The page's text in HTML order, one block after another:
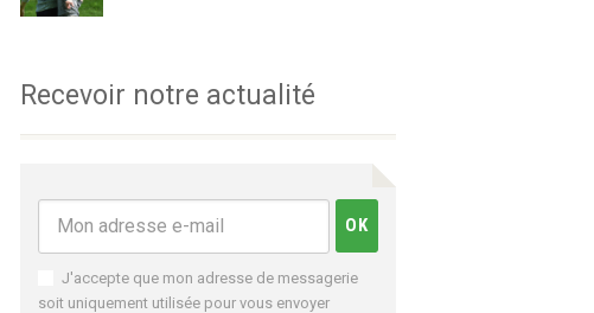
Recevoir notre actualité
J'accepte que mon adresse de messagerie
soit uniquement utilisée pour vous envoyer